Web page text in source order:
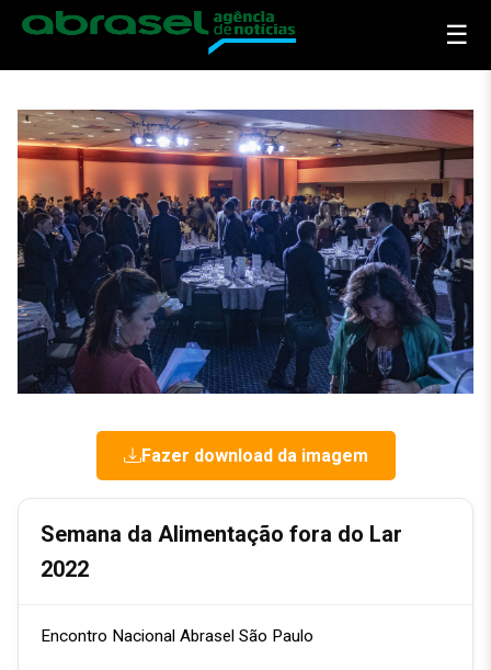
☰
Fazer download da imagem
Semana da Alimentação fora do Lar
2022
Encontro Nacional Abrasel São Paulo